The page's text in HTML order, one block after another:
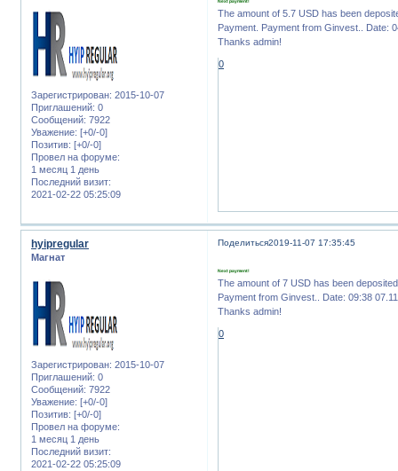
Зарегистрирован: 2015-10-07
Приглашений: 0
Сообщений: 7922
Уважение: [+0/-0]
Позитив: [+0/-0]
Провел на форуме:
1 месяц 1 день
Последний визит:
2021-02-22 05:25:09
The amount of 5.7 USD has been
Payment. Payment from Ginvest.. Date:
Thanks admin!
0
Поделиться2019-11-07 17:35:45
hyipregular
Магнат
Зарегистрирован: 2015-10-07
Приглашений: 0
Сообщений: 7922
Уважение: [+0/-0]
Позитив: [+0/-0]
Провел на форуме:
1 месяц 1 день
Последний визит:
2021-02-22 05:25:09
Next payment!
The amount of 7 USD has been
Payment from Ginvest.. Date: 09:38
Thanks admin!
0